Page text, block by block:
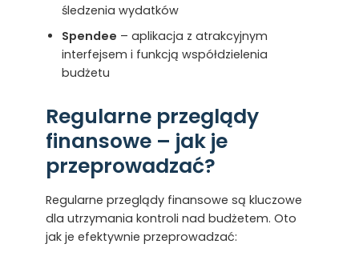
śledzenia wydatków
Spendee – aplikacja z atrakcyjnym
interfejsem i funkcją współdzielenia
budżetu
Regularne przeglądy
finansowe – jak je
przeprowadzać?
Regularne przeglądy finansowe są kluczowe
dla utrzymania kontroli nad budżetem. Oto
jak je efektywnie przeprowadzać: